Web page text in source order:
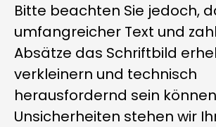
Bitte beachten Sie jedoch,
umfangreicher Text und
Absätze das Schriftbild
verkleinern und technisch
herausfordernd sein
Unsicherheiten stehen wir